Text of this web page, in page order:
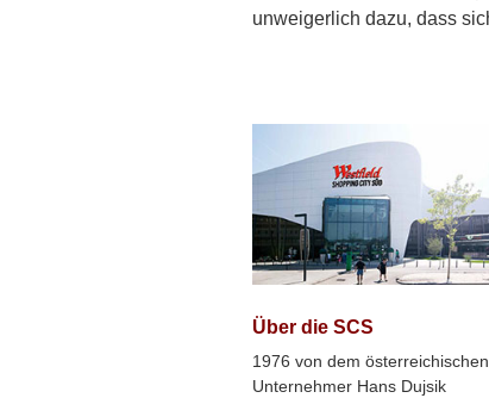
unweigerlich dazu, dass
Über die SCS
1976 von dem österreichischen
Unternehmer Hans Dujsik